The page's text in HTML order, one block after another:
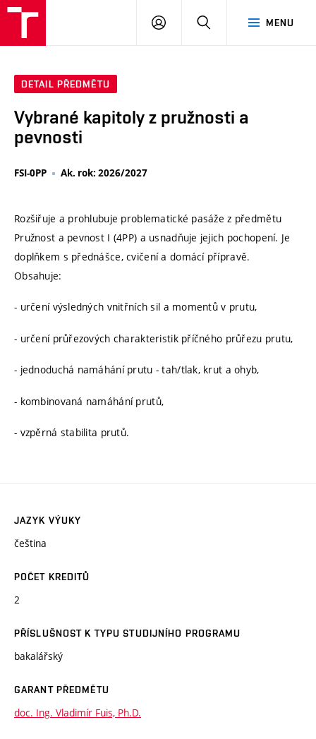
MENU
PŘIHLÁSIT
DETAIL PŘEDMĚTU
Vybrané kapitoly z pružnosti a
pevnosti
FSI-0PP Ak. rok: 2026/2027
Rozšiřuje a prohlubuje problematické pasáže z předmětu
Pružnost a pevnost I (4PP) a usnadňuje jejich pochopení. Je
doplňkem s přednášce, cvičení a domácí přípravě.
Obsahuje:
- určení výsledných vnitřních sil a momentů v prutu,
- určení průřezových charakteristik příčného průřezu prutu,
- jednoduchá namáhání prutu - tah/tlak, krut a ohyb,
- kombinovaná namáhání prutů,
- vzpěrná stabilita prutů.
JAZYK VÝUKY
čeština
POČET KREDITŮ
2
PŘÍSLUŠNOST K TYPU STUDIJNÍHO PROGRAMU
bakalářský
GARANT PŘEDMĚTU
doc. Ing. Vladimír Fuis, Ph.D.